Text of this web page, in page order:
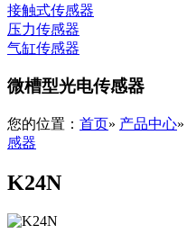
接触式传感器
压力传感器
气缸传感器
微槽型光电传感器
您的位置： 首页» 产品中心»
感器
K24N